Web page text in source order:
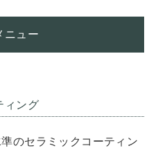
ニュー
ィング
のセラミックコーティン